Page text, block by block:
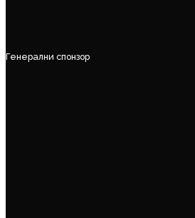
Генерални спонзор